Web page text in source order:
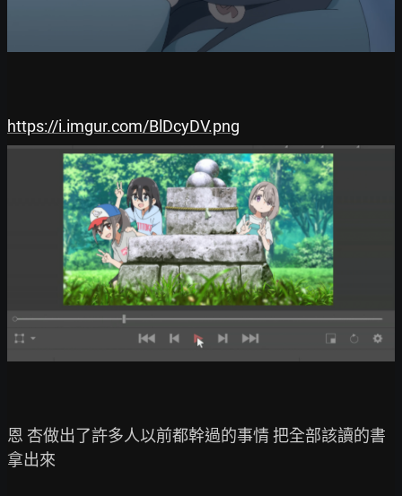
https://i.imgur.com/BlDcyDV.png
恩 杏做出了許多人以前都幹過的事情 把全部該讀的書
拿出來